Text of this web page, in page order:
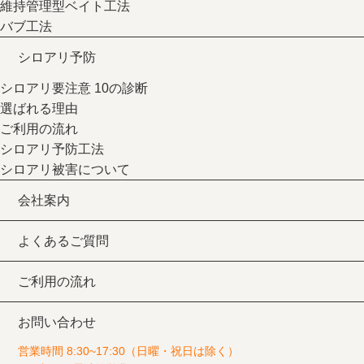
維持管理型ベイト⼯法
バブ⼯法
シロアリ予防
シロアリ要注意 10の診断
選ばれる理由
ご利用の流れ
シロアリ予防工法
シロアリ被害について
会社案内
よくあるご質問
ご利用の流れ
お問い合わせ
営業時間 8:30~17:30（⽇曜・祝⽇は除く）